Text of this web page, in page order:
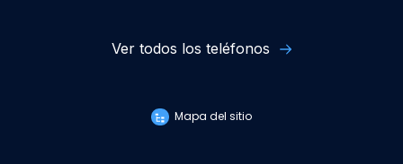
Ver todos los teléfonos
Mapa del sitio